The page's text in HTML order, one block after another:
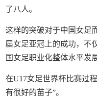
了八人。
这样的突破对于中国女足
届女足亚冠上的成功，不
国女足职业化整体水平发
在U17女足世界杯比赛过
有很好的苗子”。